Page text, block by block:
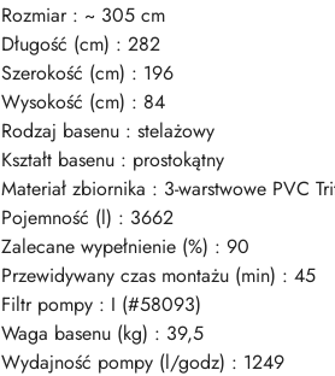
Rozmiar : ~ 305 cm
Długość (cm) : 282
Szerokość (cm) : 196
Wysokość (cm) : 84
Rodzaj basenu : stelażowy
Kształt basenu : prostokątny
Materiał zbiornika : 3-warstwowe PVC
Pojemność (l) : 3662
Zalecane wypełnienie (%) : 90
Przewidywany czas montażu (min) : 45
Filtr pompy : I (#58093)
Waga basenu (kg) : 39,5
Wydajność pompy (l/godz) : 1249